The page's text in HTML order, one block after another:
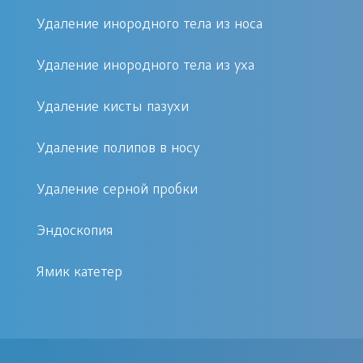
Лечение хронических
глотки, гортани
Исправление искривлений
одновременной реконструкцией
и посттравматических
носа с
Удаление инородного тела из носа
Удаление инородного тела из уха
Удаление кисты пазухи
Удаление полипов в носу
Удаление серной пробки
Эндоскопия
Ямик катетер